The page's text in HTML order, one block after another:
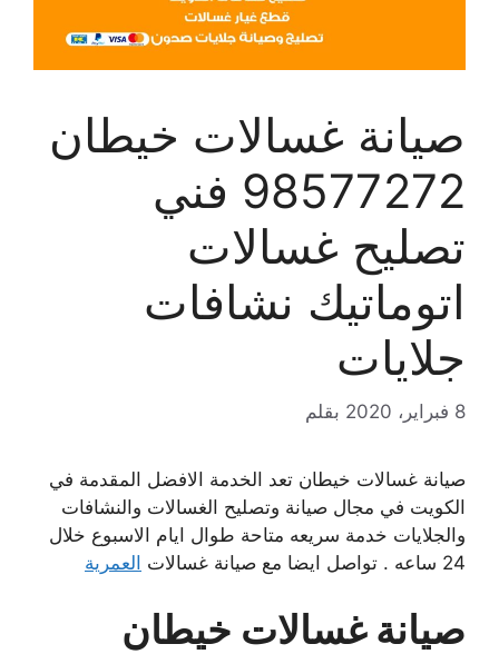
صيانة غسالات خيطان
98577272 فني
تصليح غسالات
اتوماتيك نشافات
جلايات
8 فبراير، 2020 بقلم
صيانة غسالات خيطان تعد الخدمة الافضل المقدمة في
الكويت في مجال صيانة وتصليح الغسالات والنشافات
والجلايات خدمة سريعه متاحة طوال ايام الاسبوع خلال
24 ساعه . تواصل ايضا مع صيانة غسالات
العمرية
صيانة غسالات خيطان